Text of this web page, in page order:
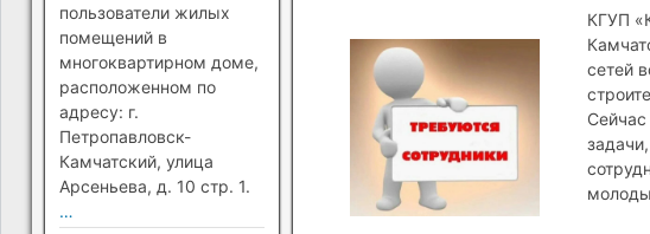
КГУП
сетей
Петропавловск-
Камчатский)
пользователи жилых
помещений в
многоквартирном доме,
расположенном по
адресу: г.
Петропавловск-
Камчатский, улица
Арсеньева, д. 10 стр. 1.
…